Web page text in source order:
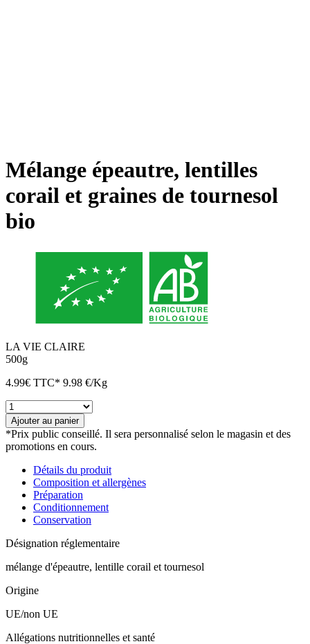
Mélange épeautre, lentilles
corail et graines de tournesol
bio
LA VIE CLAIRE
500g
4.99€ TTC* 9.98 €/Kg
quantité
de
Mélange
épeautre,
lentilles
corail
graines
tournesol
Ajouter au panier
*Prix public conseillé. Il sera personnalisé selon le magasin et des
promotions en cours.
Détails du produit
Composition et allergènes
Préparation
Conditionnement
Conservation
Désignation réglementaire
mélange d'épeautre, lentille corail et tournesol
Origine
UE/non UE
Allégations nutritionnelles et santé